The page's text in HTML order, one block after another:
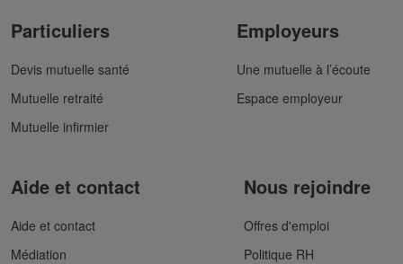
Particuliers
Devis mutuelle santé
Mutuelle retraité
Mutuelle infirmier
Employeurs
Une mutuelle à l’écoute
Espace employeur
Aide et contact
Aide et contact
Médiation
Nous rejoindre
Offres d'emploi
Politique RH